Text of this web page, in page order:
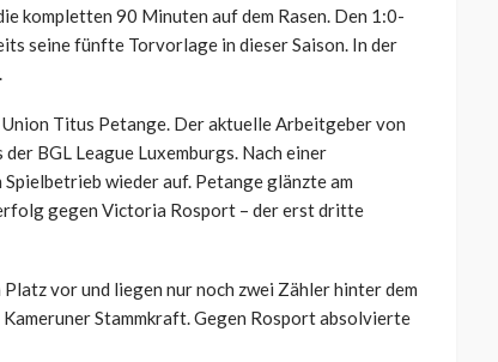
kompletten 90 Minuten auf dem Rasen. Den 1:0-
seine fünfte Torvorlage in dieser Saison. In der
Titus Petange. Der aktuelle Arbeitgeber von
BGL League Luxemburgs. Nach einer
wieder auf. Petange glänzte am
gegen Victoria Rosport – der erst dritte
vor und liegen nur noch zwei Zähler hinter dem
Stammkraft. Gegen Rosport absolvierte